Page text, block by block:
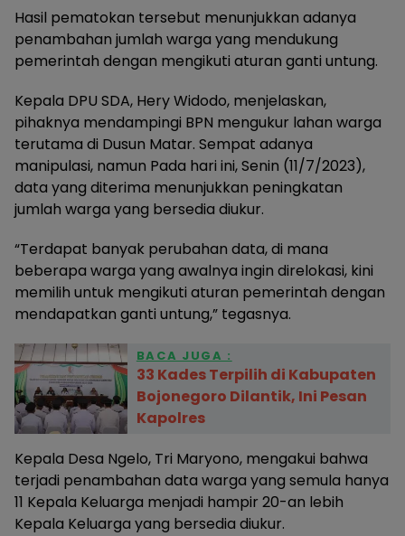
Hasil pematokan tersebut menunjukkan adanya
penambahan jumlah warga yang mendukung
pemerintah dengan mengikuti aturan ganti untung.
Kepala DPU SDA, Hery Widodo, menjelaskan,
pihaknya mendampingi BPN mengukur lahan warga
terutama di Dusun Matar. Sempat adanya
manipulasi, namun Pada hari ini, Senin (11/7/2023),
data yang diterima menunjukkan peningkatan
jumlah warga yang bersedia diukur.
“Terdapat banyak perubahan data, di mana
beberapa warga yang awalnya ingin direlokasi, kini
memilih untuk mengikuti aturan pemerintah dengan
mendapatkan ganti untung,” tegasnya.
BACA JUGA :
33 Kades Terpilih di Kabupaten
Bojonegoro Dilantik, Ini Pesan
Kapolres
Kepala Desa Ngelo, Tri Maryono, mengakui bahwa
terjadi penambahan data warga yang semula hanya
11 Kepala Keluarga menjadi hampir 20-an lebih
Kepala Keluarga yang bersedia diukur.